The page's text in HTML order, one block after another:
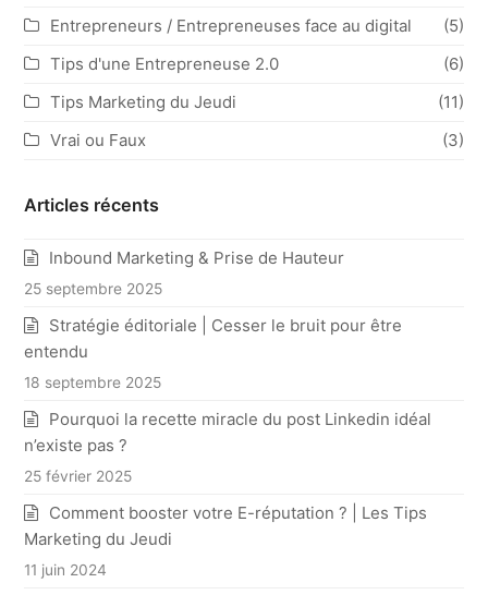
Entrepreneurs / Entrepreneuses face au digital
(5)
Tips d'une Entrepreneuse 2.0
(6)
Tips Marketing du Jeudi
(11)
Vrai ou Faux
(3)
Articles récents
Inbound Marketing & Prise de Hauteur
25 septembre 2025
Stratégie éditoriale | Cesser le bruit pour être
entendu
18 septembre 2025
Pourquoi la recette miracle du post Linkedin idéal
n’existe pas ?
25 février 2025
Comment booster votre E-réputation ? | Les Tips
Marketing du Jeudi
11 juin 2024